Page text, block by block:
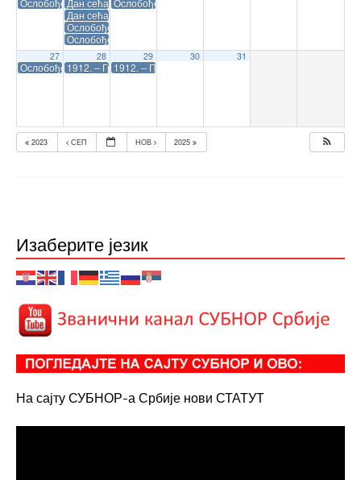
Ослобођење – Београд
Дан сећања на српске жртве у Другом светском рату и Велики
Дан сећања на српске жртве у Другом светском рату и Велики
Ослобођење – Крагујевац
Ослобођење – Сомбор
Ослобођење – Земун
27
Ослобођење – Рума
28
1912. – Грчка војска улази у Солун (предат 27. октобра)
29
1912. – Порта тражи примирје у Соји, али краљ
30 31
2023 СЕП НОВ 2025
Изаберите језик
На сајту СУБНОР-а Србије нови СТАТУТ